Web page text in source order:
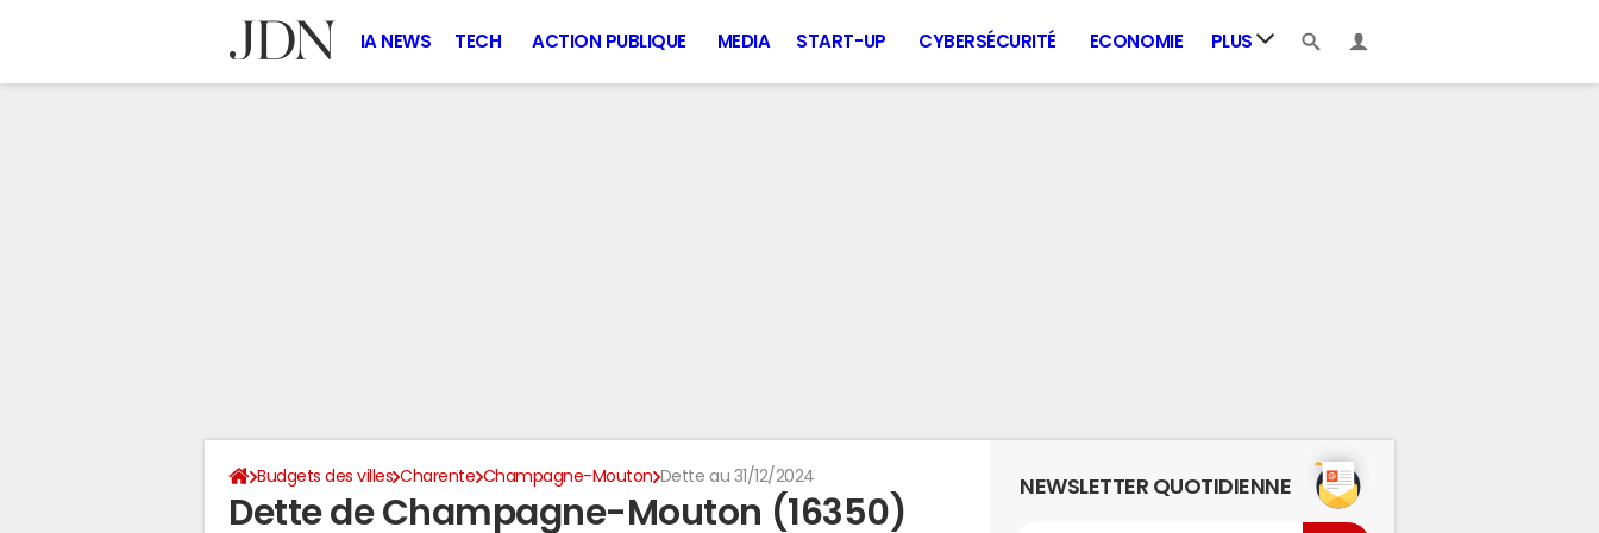
IA NEWS TECH ACTION PUBLIQUE MEDIA START-UP CYBERSÉCURITÉ ECONOMIE PLUS
Budgets des villes Charente Champagne-Mouton Dette au 31/12/2024
Dette de Champagne-Mouton (16350)
NEWSLETTER QUOTIDIENNE